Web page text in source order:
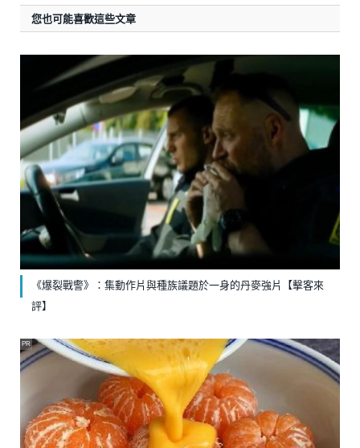
您也可能喜歡這些文章
《爆裂戰警》：集動作片與種族議題於一身的丹麥強片【擊客來
評】
PR